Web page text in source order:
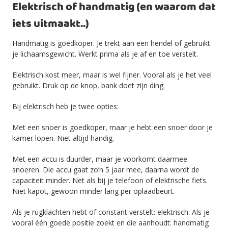
Elektrisch of handmatig (en waarom dat
iets uitmaakt..)
Handmatig is goedkoper. Je trekt aan een hendel of gebruikt
je lichaamsgewicht. Werkt prima als je af en toe verstelt.
Elektrisch kost meer, maar is wel fijner. Vooral als je het veel
gebruikt. Druk op de knop, bank doet zijn ding.
Bij elektrisch heb je twee opties:
Met een snoer is goedkoper, maar je hebt een snoer door je
kamer lopen. Niet altijd handig.
Met een accu is duurder, maar je voorkomt daarmee
snoeren. Die accu gaat zo’n 5 jaar mee, daarna wordt de
capaciteit minder. Net als bij je telefoon of elektrische fiets.
Niet kapot, gewoon minder lang per oplaadbeurt.
Als je rugklachten hebt of constant verstelt: elektrisch. Als je
vooral één goede positie zoekt en die aanhoudt: handmatig